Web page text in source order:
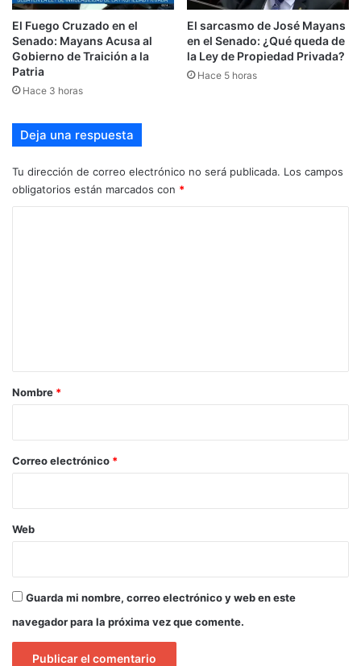
El Fuego Cruzado en el
Senado: Mayans Acusa al
Gobierno de Traición a la
Patria
Hace 3 horas
El sarcasmo de José Mayans
en el Senado: ¿Qué queda de
la Ley de Propiedad Privada?
Hace 5 horas
Deja una respuesta
Tu dirección de correo electrónico no será publicada. Los campos
obligatorios están marcados con *
r
*
Nombre *
Correo electrónico *
Web
Guarda mi nombre, correo electrónico y web en este
navegador para la próxima vez que comente.